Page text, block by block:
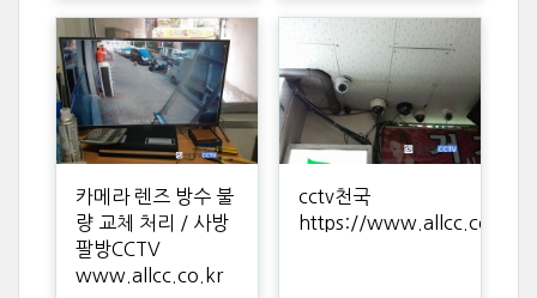
카메라 렌즈 방수 불
량 교체 처리 / 사방
팔방CCTV
www.allcc.co.kr
cctv천국
https://www.allcc.co.kr